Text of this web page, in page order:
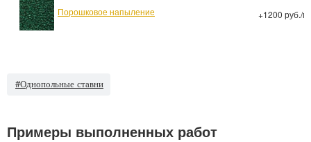
Порошковое напыление +1200 руб./м
#Однопольные ставни
Примеры выполненных работ